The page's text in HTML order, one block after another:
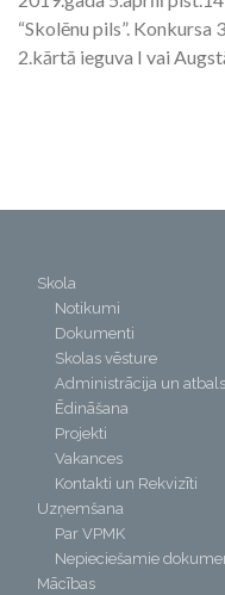
“Skolēnu pils”.
2.kārtā ieguva I vai
Skola
Notikumi
Dokumenti
Skolas vēsture
Administrācija un
Ēdināšana
Projekti
Vakances
Kontakti un Rekvizīti
Uzņemšana
Par VPMK
Nepieciešamie
Mācības